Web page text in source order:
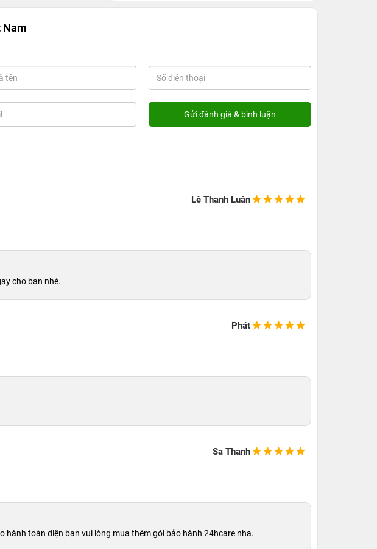
Nam
Lê Thanh Luân
cho bạn nhé.
Phát
Sa Thanh
hành toàn diện bạn vui lòng mua thêm gói bảo hành 24hcare nha.